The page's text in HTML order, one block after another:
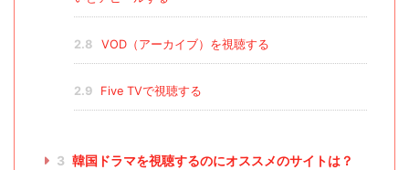
2.8 VOD（アーカイブ）を視聴する
2.9 Five TVで視聴する
3 韓国ドラマを視聴するのにオススメのサイトは？